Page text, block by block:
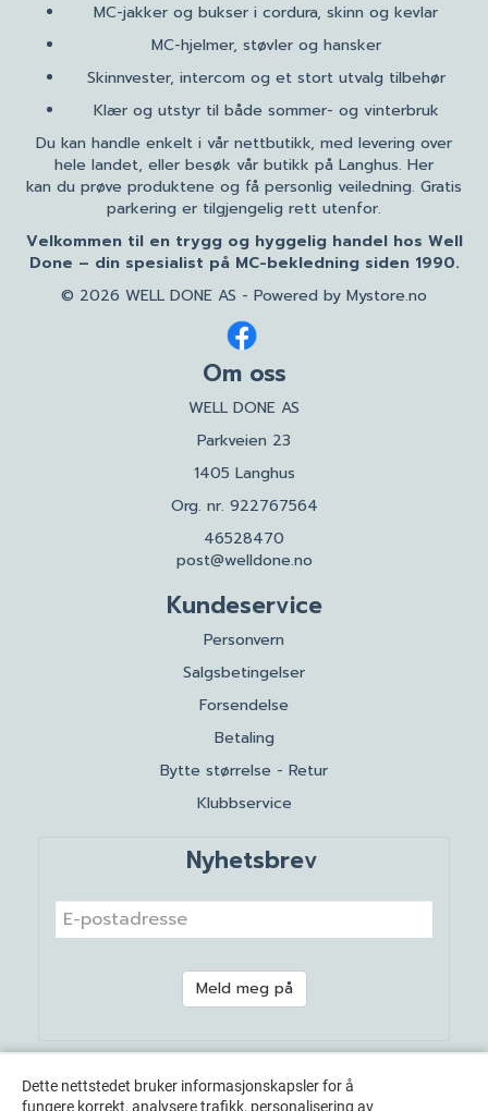
MC-jakker og bukser i cordura, skinn og kevlar
MC-hjelmer, støvler og hansker
Skinnvester, intercom og et stort utvalg tilbehør
Klær og utstyr til både sommer- og vinterbruk
Du kan handle enkelt i vår nettbutikk, med levering over
hele landet, eller besøk vår butikk på Langhus. Her
kan du prøve produktene og få personlig veiledning. Gratis
parkering er tilgjengelig rett utenfor.
Velkommen til en trygg og hyggelig handel hos Well
Done – din spesialist på MC-bekledning siden 1990.
© 2026 WELL DONE AS - Powered by Mystore.no
Om oss
WELL DONE AS
Parkveien 23
1405 Langhus
Org. nr. 922767564
46528470
post@welldone.no
Kundeservice
Personvern
Salgsbetingelser
Forsendelse
Betaling
Bytte størrelse - Retur
Klubbservice
Nyhetsbrev
Meld meg på
Dette nettstedet bruker informasjonskapsler for å
fungere korrekt, analysere trafikk, personalisering av